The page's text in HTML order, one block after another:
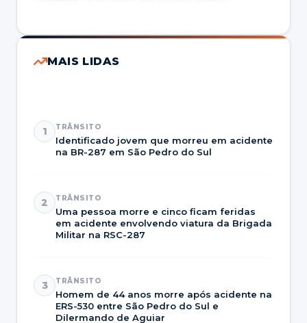
MAIS LIDAS
1 TRÂNSITO
Identificado jovem que morreu em acidente
na BR-287 em São Pedro do Sul
2 TRÂNSITO
Uma pessoa morre e cinco ficam feridas
em acidente envolvendo viatura da Brigada
Militar na RSC-287
3 TRÂNSITO
Homem de 44 anos morre após acidente na
ERS-530 entre São Pedro do Sul e
Dilermando de Aguiar